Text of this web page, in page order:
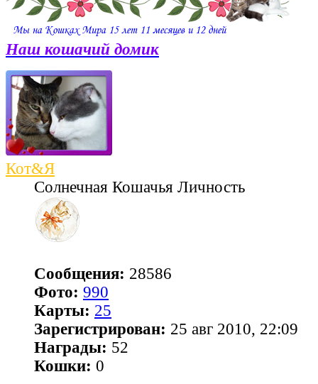
Наш кошачий домик
Кот&Я
Солнечная Кошачья Личность
Сообщения: 28586
Фото: 990
Карты: 25
Зарегистрирован: 25 авг 2010, 22:09
Награды: 52
Кошки: 0